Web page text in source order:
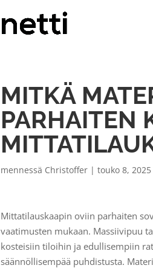
MITKÄ
PARHAITEN
mennessä Christoffer |touko 8, 2025
Mittatilauskaapin oviin parhaiten
vaatimusten mukaan. Massiivipuu
kosteisiin tiloihin ja edullisempiin
säännöllisempää puhdistusta.